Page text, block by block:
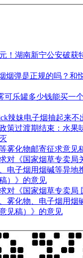
！湖南新宁公安破获
烟弹是正规的吗？和
可乐罐多少钱能买一
辣妹电子烟抽起来不
策过渡期结束：水果
雾化物邮寄征求意见
对《国家烟草专卖局
电子烟用烟碱等异地
）》的意见
对《国家烟草专卖局
雾化物、电子烟用烟
见稿）》的意见